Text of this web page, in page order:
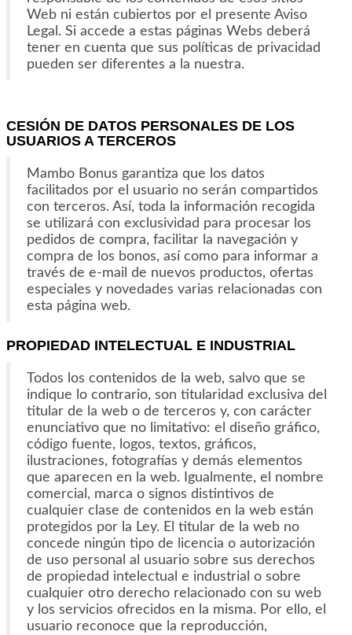
Web ni están cubiertos por el presente Aviso
Legal. Si accede a estas páginas Webs deberá
tener en cuenta que sus políticas de privacidad
pueden ser diferentes a la nuestra.
CESIÓN DE DATOS PERSONALES DE LOS
USUARIOS A TERCEROS
Mambo Bonus garantiza que los datos
facilitados por el usuario no serán compartidos
con terceros. Así, toda la información recogida
se utilizará con exclusividad para procesar los
pedidos de compra, facilitar la navegación y
compra de los bonos, así como para informar a
través de e-mail de nuevos productos, ofertas
especiales y novedades varias relacionadas con
esta página web.
PROPIEDAD INTELECTUAL E INDUSTRIAL
Todos los contenidos de la web, salvo que se
indique lo contrario, son titularidad exclusiva del
titular de la web o de terceros y, con carácter
enunciativo que no limitativo: el diseño gráfico,
código fuente, logos, textos, gráficos,
ilustraciones, fotografías y demás elementos
que aparecen en la web. Igualmente, el nombre
comercial, marca o signos distintivos de
cualquier clase de contenidos en la web están
protegidos por la Ley. El titular de la web no
concede ningún tipo de licencia o autorización
de uso personal al usuario sobre sus derechos
de propiedad intelectual e industrial o sobre
cualquier otro derecho relacionado con su web
y los servicios ofrecidos en la misma. Por ello, el
usuario reconoce que la reproducción,